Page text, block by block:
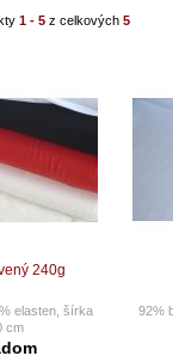
1 - 5 z celkových 5
240g
elasten, šírka
cm
92%